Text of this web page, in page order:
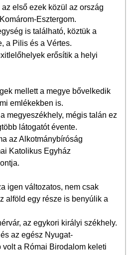
első ezek közül az ország
Esztergom.
is található, köztük a
a Pilis és a Vértes.
erősítik a helyi
mellett a megye bővelkedik
emlékekben is.
megyeszékhely, mégis talán ez
látogatót évente.
az Alkotmánybíróság
Katolikus Egyház
igen változatos, nem csak
alföld egy része is benyúlik a
az egykori királyi székhely.
az egész Nyugat-
volt a Római Birodalom keleti